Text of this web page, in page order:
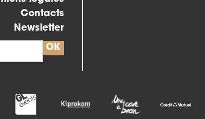
Contacts
Newsletter